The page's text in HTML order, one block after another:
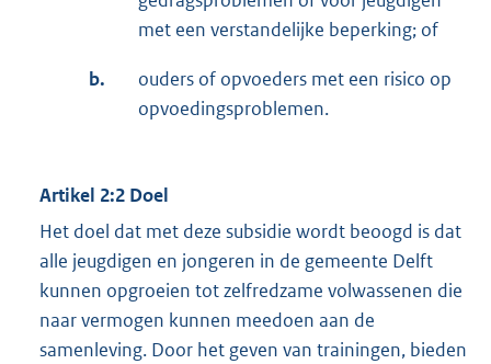
met een verstandelijke beperking; of
b.
ouders of opvoeders met een risico op
opvoedingsproblemen.
Artikel 2:2 Doel
Het doel dat met deze subsidie wordt beoogd is dat
alle jeugdigen en jongeren in de gemeente Delft
kunnen opgroeien tot zelfredzame volwassenen die
naar vermogen kunnen meedoen aan de
samenleving. Door het geven van trainingen, bieden